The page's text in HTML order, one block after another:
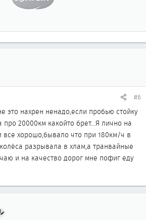
#6
это нахрен ненадо,если пробью стойку
20000км какойто брет...Я лично на
все хорошо,бывало что при 180км/ч в
разрывала в хлам,а транвайные
и на качество дорог мне пофиг еду